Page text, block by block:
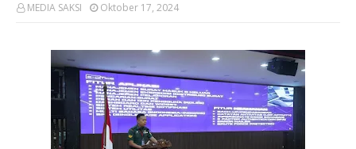
MEDIA SAKSI Oktober 17, 2024